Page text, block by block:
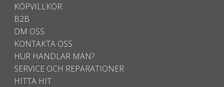
KÖPVILLKOR
B2B
OM OSS
KONTAKTA OSS
HUR HANDLAR MAN?
SERVICE OCH REPARATIONER
HITTA HIT